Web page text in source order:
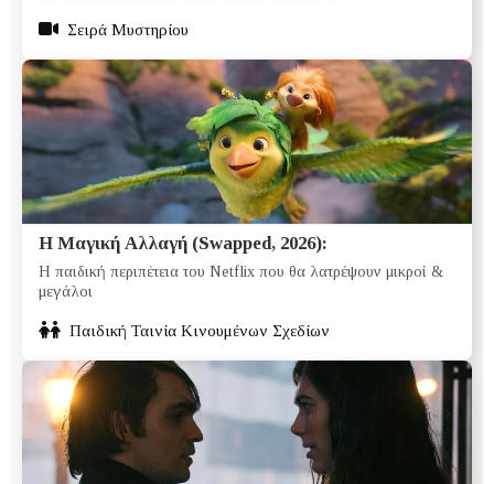
Σειρά Μυστηρίου
Η Μαγική Αλλαγή (Swapped, 2026):
Η παιδική περιπέτεια του Netflix που θα λατρέψουν μικροί &
μεγάλοι
Παιδική Ταινία Κινουμένων Σχεδίων